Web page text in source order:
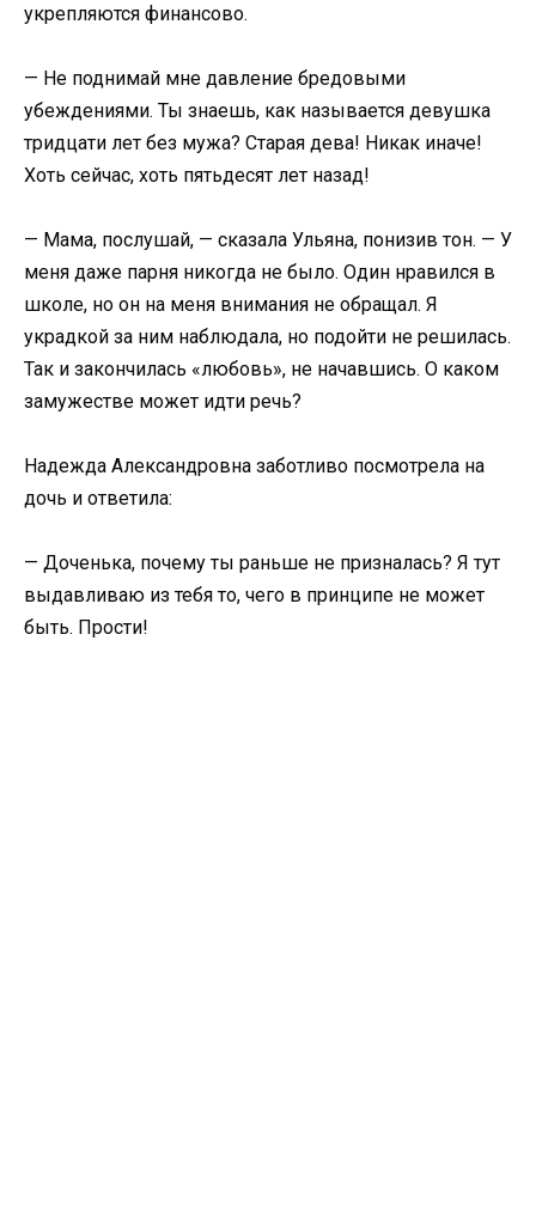
укрепляются финансово.
— Не поднимай мне давление бредовыми
убеждениями. Ты знаешь, как называется девушка
тридцати лет без мужа? Старая дева! Никак иначе!
Хоть сейчас, хоть пятьдесят лет назад!
— Мама, послушай, — сказала Ульяна, понизив тон. — У
меня даже парня никогда не было. Один нравился в
школе, но он на меня внимания не обращал. Я
украдкой за ним наблюдала, но подойти не решилась.
Так и закончилась «любовь», не начавшись. О каком
замужестве может идти речь?
Надежда Александровна заботливо посмотрела на
дочь и ответила:
— Доченька, почему ты раньше не призналась? Я тут
выдавливаю из тебя то, чего в принципе не может
быть. Прости!